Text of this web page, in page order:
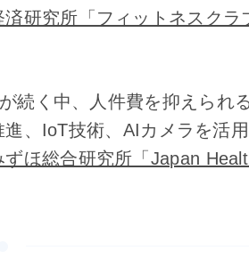
済研究所「フィットネスクラ
続く中、人件費を抑えられ
、IoT技術、AIカメラを活
ずほ総合研究所「Japan